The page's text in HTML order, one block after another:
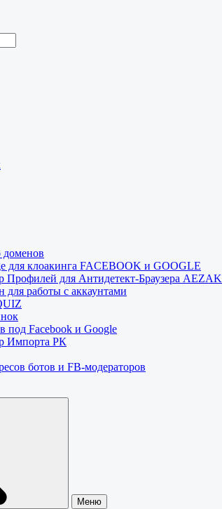
для клоакинга FACEBOOK и GOOGLE
Профилей для Антидетект-Браузера
для работы с аккаунтами
под Facebook и Google
Импорта РК
ботов и FB-модераторов
Меню